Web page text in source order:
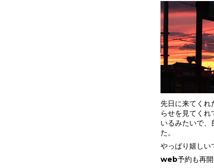
先日に来てくれ
らせを見てく
いるみたいで、
た。
やっぱり嬉しい
web予約も再開